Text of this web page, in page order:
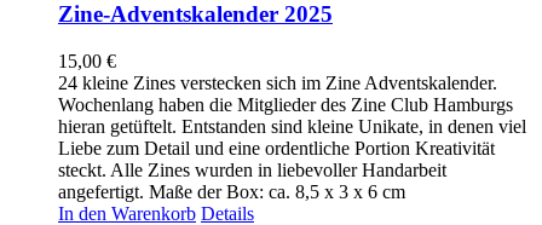
Zine-Adventskalender 2025
15,00 €
24 kleine Zines verstecken sich im Zine Adventskalender.
Wochenlang haben die Mitglieder des Zine Club Hamburgs
hieran getüftelt. Entstanden sind kleine Unikate, in denen viel
Liebe zum Detail und eine ordentliche Portion Kreativität
steckt. Alle Zines wurden in liebevoller Handarbeit
angefertigt. Maße der Box: ca. 8,5 x 3 x 6 cm
In den Warenkorb Details